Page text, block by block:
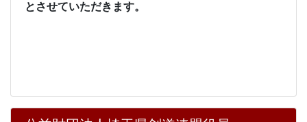
とさせていただきます。